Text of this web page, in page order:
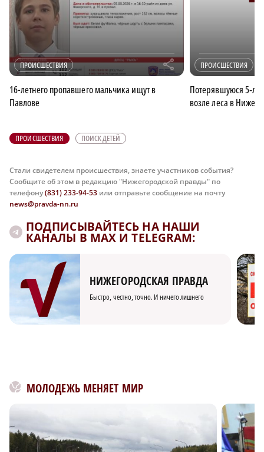
ПРОИСШЕСТВИЯ r
16-летнего пропавшего мальчика ищут в
Павлове
ПРОИСШЕСТВИЯ
Потерявшуюся
возле леса в
ПРОИСШЕСТВИЯ ПОИСК ДЕТЕЙ
Стали свидетелем происшествия, знаете участников события?
Сообщите об этом в редакцию "Нижегородской правды" по
телефону(831) 233-94-53 или отправьте сообщение на почту
news@pravda-nn.ru
ПОДПИСЫВАЙТЕСЬ НА НАШИ
КАНАЛЫ В MAX И TELEGRAM:
НИЖЕГОРОДСКАЯ ПРАВДА
Быстро, честно, точно. И ничего лишнего
МОЛОДЕЖЬ МЕНЯЕТ МИР